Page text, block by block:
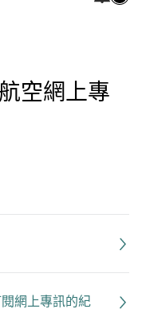
空網上專
網上專訊的紀